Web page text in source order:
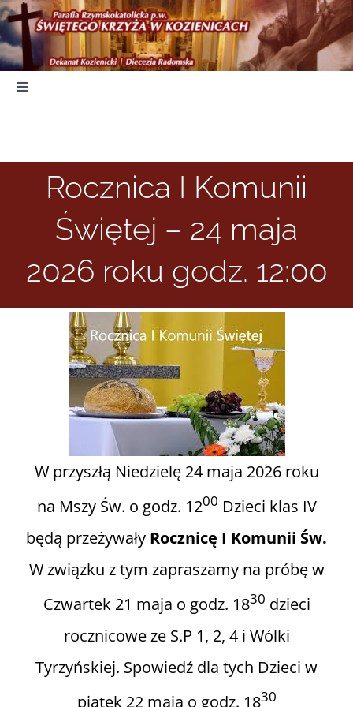
Skip
to
content
Toggle
Duszpasterstwo
Nabożeństwa
Parafia
Kancelaria
Informacje i media katolickie
Nasza parafia i lokalne wspólnoty
Polski Ład
Kontakt
Rocznica I Komunii
Świętej – 24 maja
2026 roku godz. 12:00
W przyszłą Niedzielę 24 maja 2026 roku
na Mszy Św. o godz. 1200 Dzieci klas IV
będą przeżywały Rocznicę I Komunii Św.
W związku z tym zapraszamy na próbę w
Czwartek 21 maja o godz. 1830 dzieci
rocznicowe ze S.P 1, 2, 4 i Wólki
Tyrzyńskiej. Spowiedź dla tych Dzieci w
piątek 22 maja o godz. 1830